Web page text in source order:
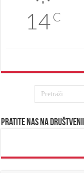
14C
Pratite nas na